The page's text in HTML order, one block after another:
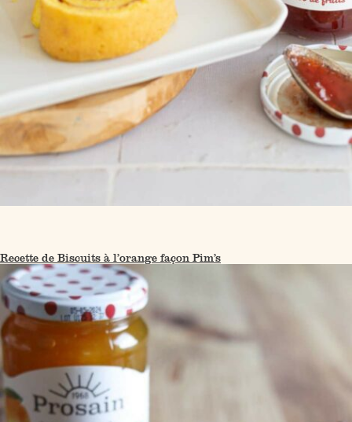
Recette de Biscuits à l’orange façon Pim’s